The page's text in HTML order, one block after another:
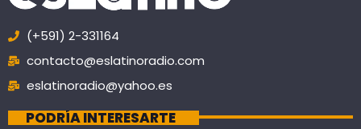
(+591) 2-331164
contacto@eslatinoradio.com
eslatinoradio@yahoo.es
PODRÍA INTERESARTE